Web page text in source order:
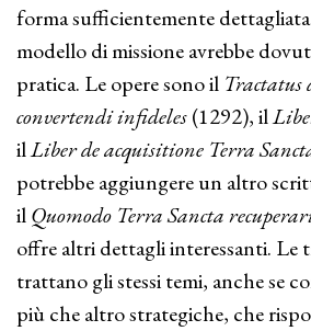
forma sufficientemente
modello di missione avrebbe
pratica. Le opere sono il Tractatus
convertendi infideles(1292), il
ilLiber de acquisitione Terra
potrebbe aggiungere un altro
ilQuomodo Terra Sancta
offre altri dettagli interessanti. Le
trattano gli stessi temi, anche se
più che altro strategiche, che